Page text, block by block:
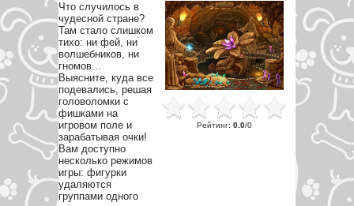
Что случилось в
чудесной стране?
Там стало слишком
тихо: ни фей, ни
волшебников, ни
гномов...
Выясните, куда все
подевались, решая
головоломки с
фишками на
игровом поле и
зарабатывая очки!
Вам доступно
несколько режимов
игры: фигурки
удаляются
группами одного
Рейтинг: 0.0/0